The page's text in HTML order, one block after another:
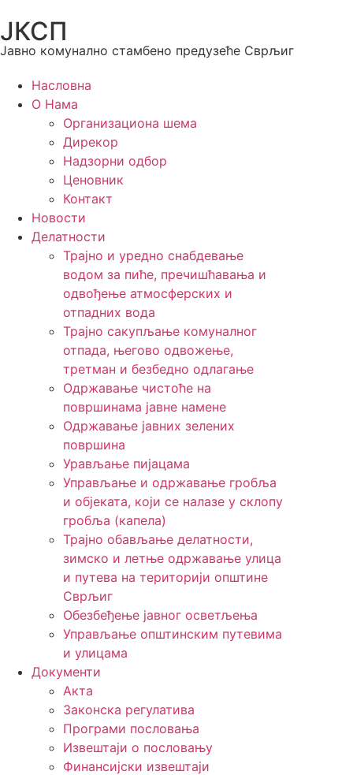
ЈКСП
Јавно комунално стамбено предузеће Сврљиг
Насловна
О Нама
Организациона шема
Дирекор
Надзорни одбор
Ценовник
Контакт
Новости
Делатности
Трајно и уредно снабдевање
водом за пиће, пречишћавања и
одвођење атмосферских и
отпадних вода
Трајно сакупљање комуналног
отпада, његово одвожење,
третман и безбедно одлагање
Одржавање чистоће на
површинама јавне намене
Одржавање јавних зелених
површина
Урављање пијацама
Управљање и одржавање гробља
и објеката, који се налазе у склопу
гробља (капела)
Трајно обављање делатности,
зимско и летње одржавање улица
и путева на територији општине
Сврљиг
Обезбеђење јавног осветљења
Управљање општинским путевима
и улицама
Документи
Акта
Законска регулатива
Програми пословања
Извештаји о пословању
Финансијски извештаји